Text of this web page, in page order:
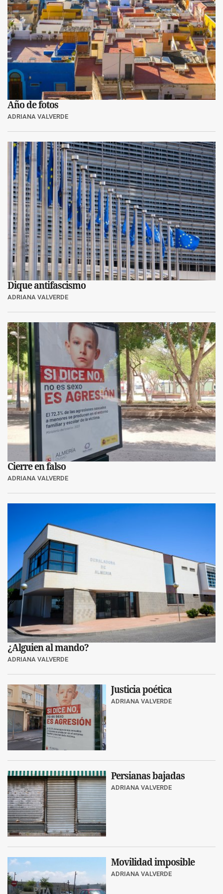
Año de fotos
ADRIANA VALVERDE
Dique antifascismo
ADRIANA VALVERDE
Cierre en falso
ADRIANA VALVERDE
¿Alguien al mando?
ADRIANA VALVERDE
Justicia poética
ADRIANA VALVERDE
Persianas bajadas
ADRIANA VALVERDE
Movilidad imposible
ADRIANA VALVERDE